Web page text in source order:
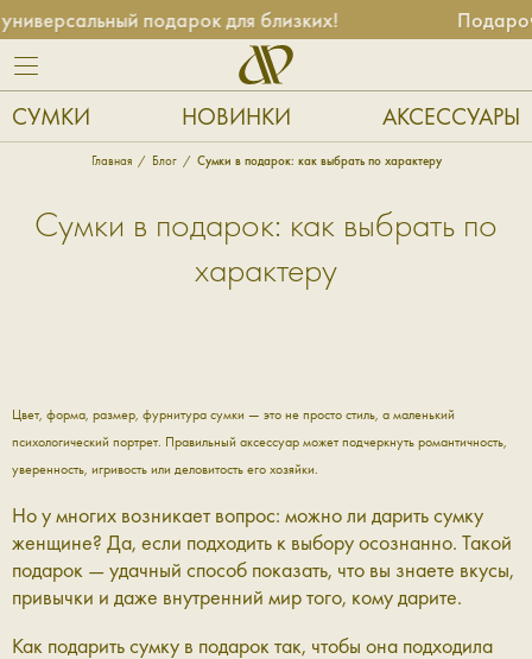
подарок для близких!
СУМКИ НОВИНКИ АКСЕССУАРЫ
Главная Блог Сумки в подарок: как выбрать по характеру
Сумки в подарок: как выбрать по
характеру
Цвет, форма, размер, фурнитура сумки — это не просто стиль, а маленький
психологический портрет. Правильный аксессуар может подчеркнуть романтичность,
уверенность, игривость или деловитость его хозяйки.
Но у многих возникает вопрос: можно ли дарить сумку
женщине? Да, если подходить к выбору осознанно. Такой
подарок — удачный способ показать, что вы знаете вкусы,
привычки и даже внутренний мир того, кому дарите.
Как подарить сумку в подарок так, чтобы она подходила